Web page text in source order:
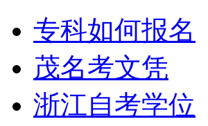
专科如何报名
茂名考文凭
浙江自考学位